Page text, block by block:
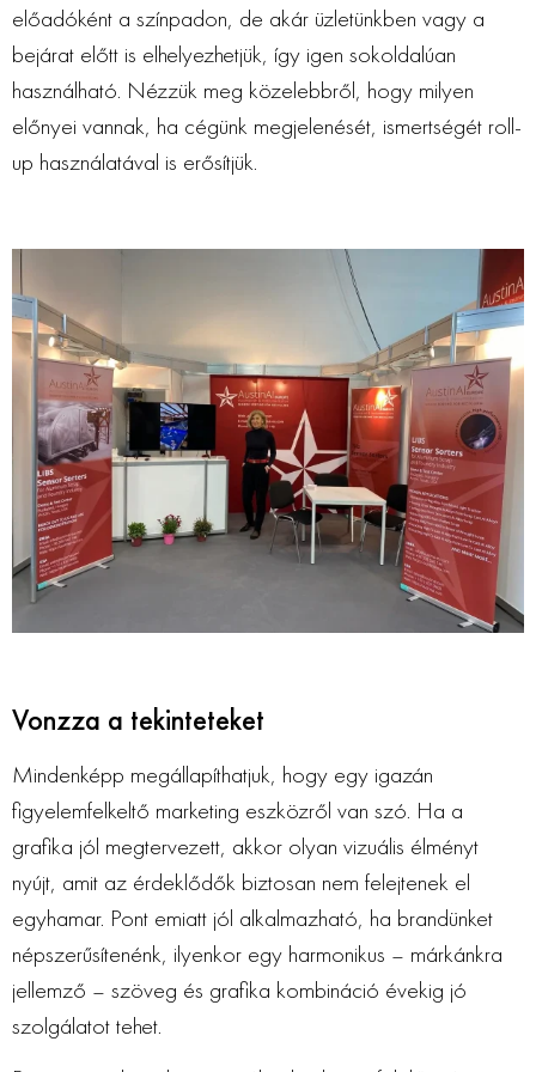
előadóként a színpadon, de akár üzletünkben vagy a
bejárat előtt is elhelyezhetjük, így igen sokoldalúan
használható. Nézzük meg közelebbről, hogy milyen
előnyei vannak, ha cégünk megjelenését, ismertségét roll-
up használatával is erősítjük.
Vonzza a tekinteteket
Mindenképp megállapíthatjuk, hogy egy igazán
figyelemfelkeltő marketing eszközről van szó. Ha a
grafika jól megtervezett, akkor olyan vizuális élményt
nyújt, amit az érdeklődők biztosan nem felejtenek el
egyhamar. Pont emiatt jól alkalmazható, ha brandünket
népszerűsítenénk, ilyenkor egy harmonikus – márkánkra
jellemző – szöveg és grafika kombináció évekig jó
szolgálatot tehet.